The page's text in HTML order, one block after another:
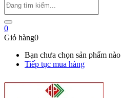
0
Giỏ hàng0
Bạn chưa chọn sản phẩm nào
Tiếp tục mua hàng